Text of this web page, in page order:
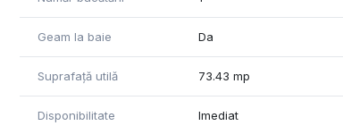
Pentru informații suplimentare și vizionări va
"Informațiile din anunț au fost furnizate în
pentru eventualele modificări în ceea ce
Geam la baie Da
Suprafață utilă 73.43 mp
Disponibilitate Imediat